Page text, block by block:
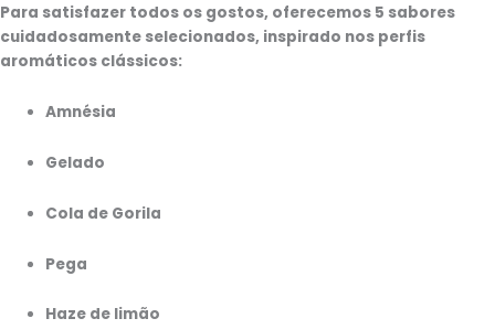
Para satisfazer todos os gostos, oferecemos 5 sabores
cuidadosamente selecionados, inspirado nos perfis
aromáticos clássicos:
Amnésia
Gelado
Cola de Gorila
Pega
Haze de limão